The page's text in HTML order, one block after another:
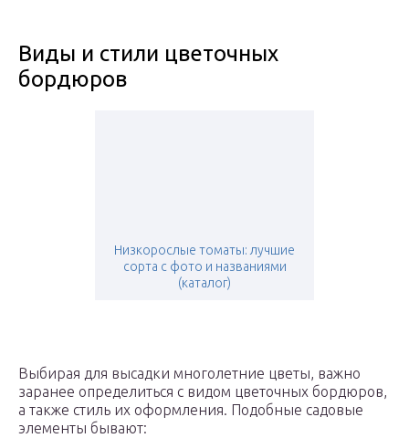
Виды и стили цветочных
бордюров
Низкорослые томаты: лучшие
сорта с фото и названиями
(каталог)
Выбирая для высадки многолетние цветы, важно
заранее определиться с видом цветочных бордюров,
а также стиль их оформления. Подобные садовые
элементы бывают: